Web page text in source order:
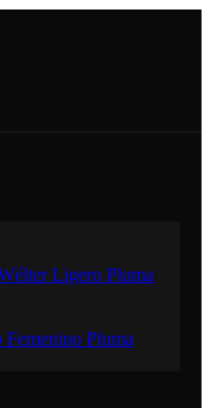
Ligero Pluma
Femenino Pluma